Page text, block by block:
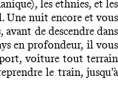
les ethnies, et les
Une nuit encore et vous
de descendre dans
en profondeur, il vous
voiture tout terrain
le train, jusqu'à